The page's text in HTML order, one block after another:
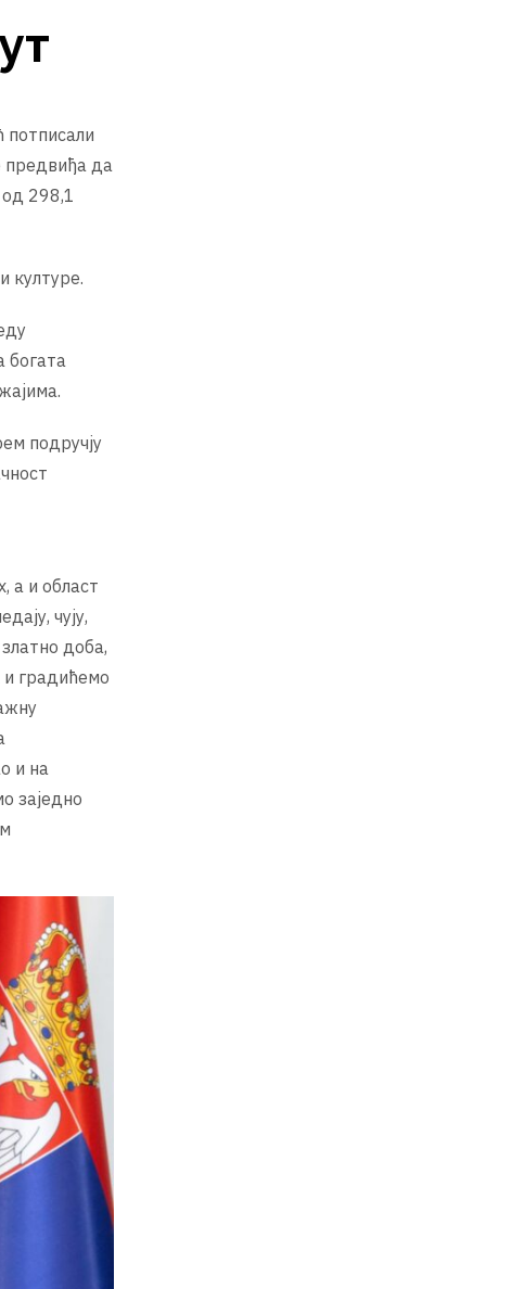
потписали
предвиђа да
298,1
културе.
богата
подручју
а и област
чују,
доба,
и градићемо
и на
заједно